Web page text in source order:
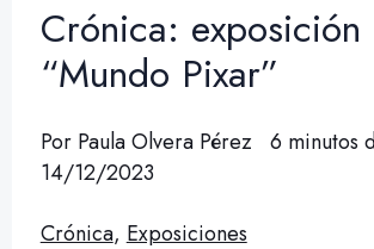
Crónica: exposición
“Mundo Pixar”
Por Paula Olvera Pérez
6 minutos
14/12/2023
Crónica, Exposiciones